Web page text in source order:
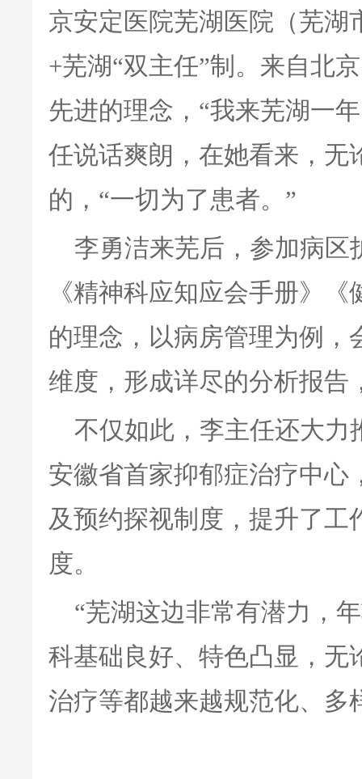
京安定医院芜湖医院（芜湖
+芜湖“双主任”制。来自北
先进的理念，“我来芜湖一
任说话爽朗，在她看来，无
的，“一切为了患者。”
李勇洁来芜后，参加病区
《精神科应知应会手册》
的理念，以病房管理为例
维度，形成详尽的分析报告
不仅如此，李主任还大力
安徽省首家抑郁症治疗中心
及预约探视制度，提升了
度。
“芜湖这边非常有潜力，
科基础良好、特色凸显，无
治疗等都越来越规范化、多